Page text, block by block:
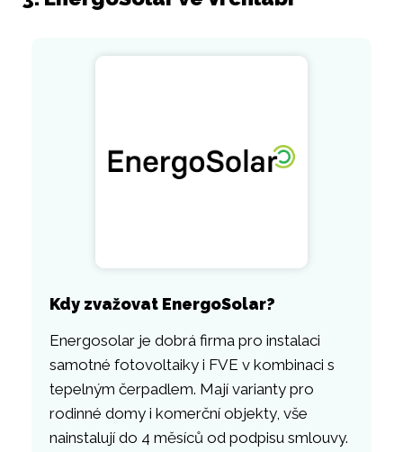
Kdy zvažovat EnergoSolar?
Energosolar je dobrá firma pro instalaci
samotné fotovoltaiky i FVE v kombinaci s
tepelným čerpadlem. Mají varianty pro
rodinné domy i komerční objekty, vše
nainstalují do 4 měsíců od podpisu smlouvy.